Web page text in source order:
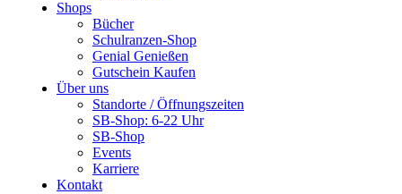
Shops
Bücher
Schulranzen-Shop
Genial Genießen
Gutschein Kaufen
Über uns
Standorte / Öffnungszeiten
SB-Shop: 6-22 Uhr
SB-Shop
Events
Karriere
Kontakt